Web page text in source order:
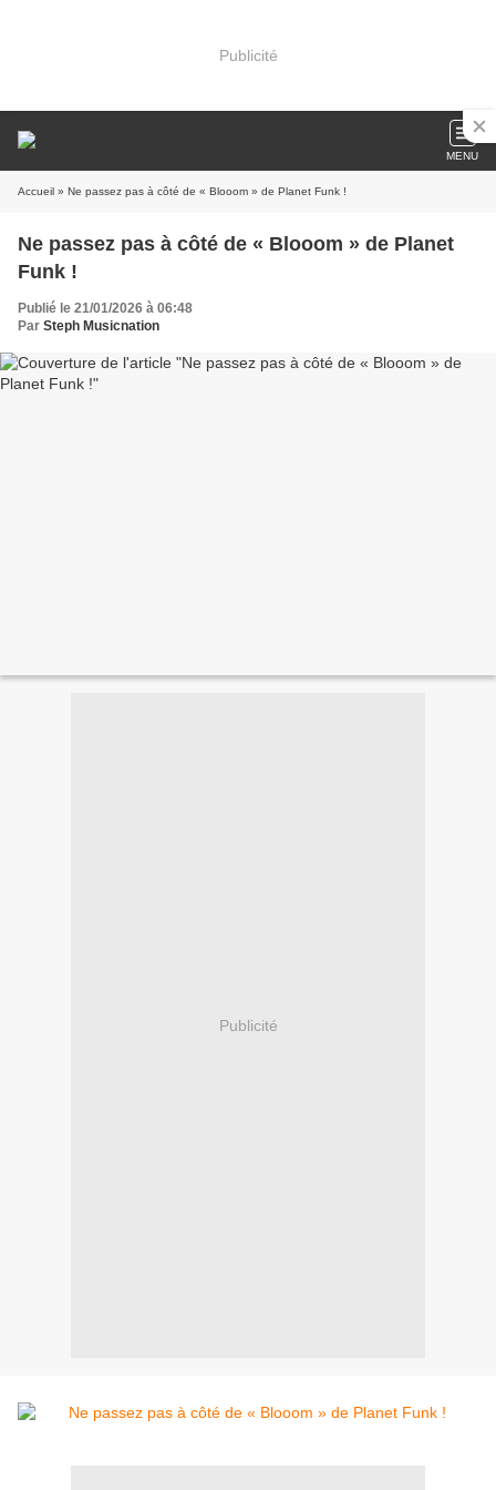
Publicité
MENU
Accueil » Ne passez pas à côté de « Blooom » de Planet Funk !
Ne passez pas à côté de « Blooom » de Planet
Funk !
Publié le 21/01/2026 à 06:48
Par Steph Musicnation
Publicité